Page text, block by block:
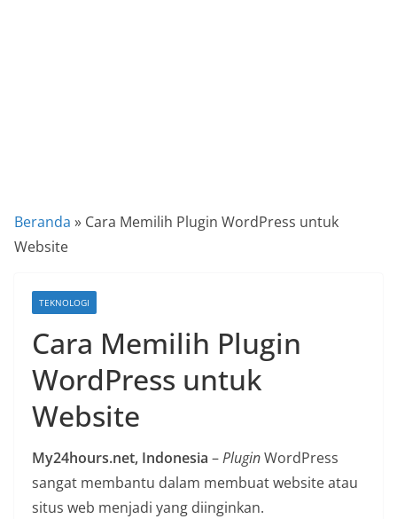
e
k
i
n
i
a
n
T
Beranda » Cara Memilih Plugin WordPress untuk
Website
TEKNOLOGI
Cara Memilih Plugin
WordPress untuk
Website
My24hours.net, Indonesia –PluginWordPress
sangat membantu dalam membuat website atau
situs web menjadi yang diinginkan.